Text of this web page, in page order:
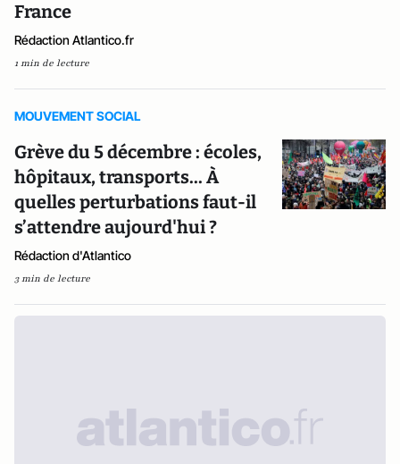
France
Rédaction Atlantico.fr
1 min de lecture
MOUVEMENT SOCIAL
Grève du 5 décembre : écoles,
hôpitaux, transports... À
quelles perturbations faut-il
s’attendre aujourd'hui ?
Rédaction d'Atlantico
3 min de lecture